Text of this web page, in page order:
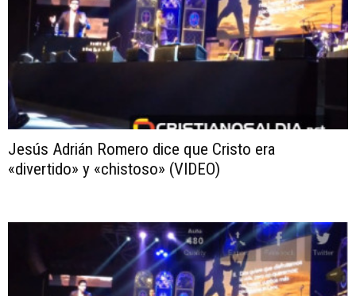
Jesús Adrián Romero dice que Cristo era
«divertido» y «chistoso» (VIDEO)